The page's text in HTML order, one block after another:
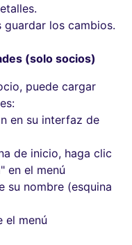
los cambios.
(solo socios)
puede cargar
en su interfaz de
de inicio, haga clic
en el menú
su nombre (esquina
el menú